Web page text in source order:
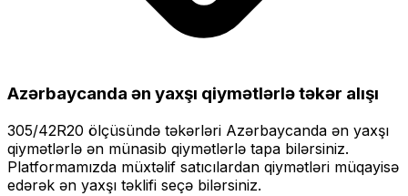
Azərbaycanda ən yaxşı qiymətlərlətəkər alışı
305/42R20 ölçüsündə təkərləri Azərbaycanda ən yaxşı
qiymətlərlə ən münasib qiymətlərlə tapa bilərsiniz.
Platformamızda müxtəlif satıcılardan qiymətləri müqayisə
edərək ən yaxşı təklifi seçə bilərsiniz.